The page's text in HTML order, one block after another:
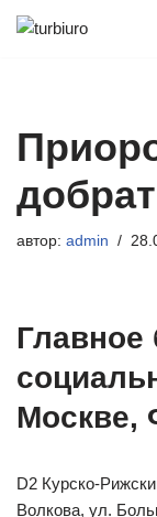
автор: admin
Москве,
D2 Курско-
Волкова, ул.